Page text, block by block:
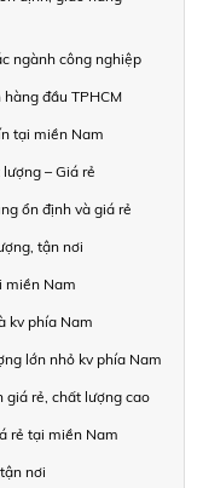
ngành công nghiệp
đầu TPHCM
tại miền Nam
– Giá rẻ
ổn định và giá rẻ
tận nơi
miền Nam
kv phía Nam
lớn nhỏ kv phía Nam
giá rẻ, chất lượng cao
rẻ tại miền Nam
nơi